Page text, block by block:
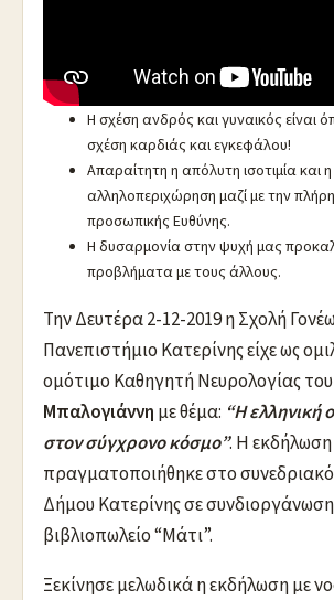
Προϋπόθεση η ωρίμανση των γονέων
θυσιαστικό πνεύμα τους για μια
Η σχέση ανδρός και γυναικός είναι
σχέση καρδιάς και εγκεφάλου!
Απαραίτητη η απόλυτη ισοτιμία και η
αλληλοπεριχώρηση μαζί με την
προσωπικής Ευθύνης.
Η δυσαρμονία στην ψυχή μας
προβλήματα με τους άλλους.
Την Δευτέρα 2-12-2019 η Σχολή
Πανεπιστήμιο Κατερίνης είχε ως
ομότιμο Καθηγητή Νευρολογίας
Μπαλογιάννη με θέμα: “Η ελληνική
στον σύγχρονο κόσμο”. Η εκδήλωση
πραγματοποιήθηκε στο
Δήμου Κατερίνης σε
βιβλιοπωλείο “Μάτι”.
Ξεκίνησε μελωδικά η εκδήλωση με